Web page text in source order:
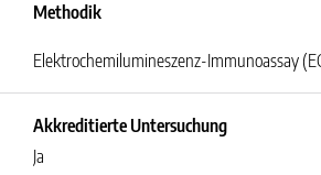
Methodik
Elektrochemilumineszenz-Immunoassay
Akkreditierte Untersuchung
Ja